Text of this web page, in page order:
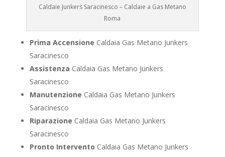
Caldaie Junkers Saracinesco – Caldaie a Gas Metano
Roma
Prima Accensione Caldaia Gas Metano Junkers
Saracinesco
Assistenza Caldaia Gas Metano Junkers
Saracinesco
Manutenzione Caldaia Gas Metano Junkers
Saracinesco
Riparazione Caldaia Gas Metano Junkers
Saracinesco
Pronto Intervento Caldaia Gas Metano Junkers